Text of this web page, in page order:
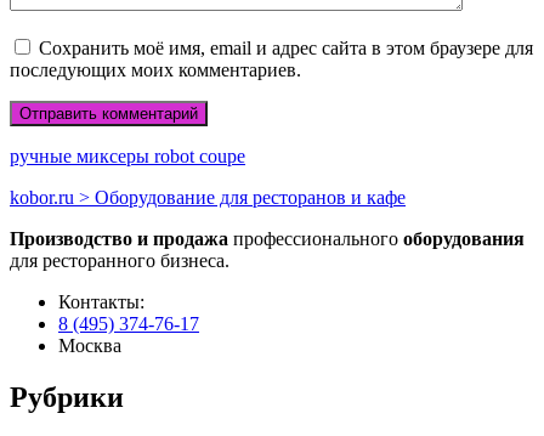
Сохранить моё имя, email и адрес сайта в этом браузере для
последующих моих комментариев.
ручные миксеры robot coupe
kobor.ru > Оборудование для ресторанов и кафе
Производство и продажа профессионального оборудования
для ресторанного бизнеса.
Контакты:
8 (495) 374-76-17
Москва
Рубрики